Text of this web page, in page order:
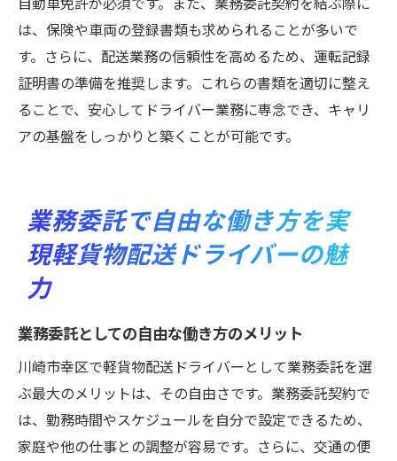
は、保険や車両の登録書類も求められることが多いで
す。さらに、配送業務の信頼性を高めるため、運転記録
証明書の準備を推奨します。これらの書類を適切に整え
ることで、安心してドライバー業務に専念でき、キャリ
アの基盤をしっかりと築くことが可能です。
業務委託で自由な働き方を実
現軽貨物配送ドライバーの魅
力
業務委託としての自由な働き方のメリット
川崎市幸区で軽貨物配送ドライバーとして業務委託を選
ぶ最大のメリットは、その自由さです。業務委託契約で
は、勤務時間やスケジュールを自分で設定できるため、
家庭や他の仕事との調整が容易です。さらに、交通の便